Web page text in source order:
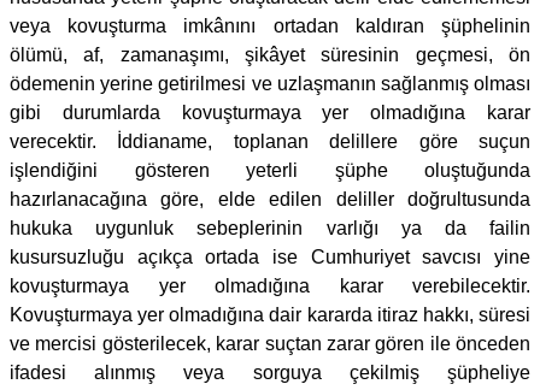
veya kovuşturma imkânını ortadan kaldıran şüphelinin
ölümü, af, zamanaşımı, şikâyet süresinin geçmesi, ön
ödemenin yerine getirilmesi ve uzlaşmanın sağlanmış olması
gibi durumlarda kovuşturmaya yer olmadığına karar
verecektir. İddianame, toplanan delillere göre suçun
işlendiğini gösteren yeterli şüphe oluştuğunda
hazırlanacağına göre, elde edilen deliller doğrultusunda
hukuka uygunluk sebeplerinin varlığı ya da failin
kusursuzluğu açıkça ortada ise Cumhuriyet savcısı yine
kovuşturmaya yer olmadığına karar verebilecektir.
Kovuşturmaya yer olmadığına dair kararda itiraz hakkı, süresi
ve mercisi gösterilecek, karar suçtan zarar gören ile önceden
ifadesi alınmış veya sorguya çekilmiş şüpheliye